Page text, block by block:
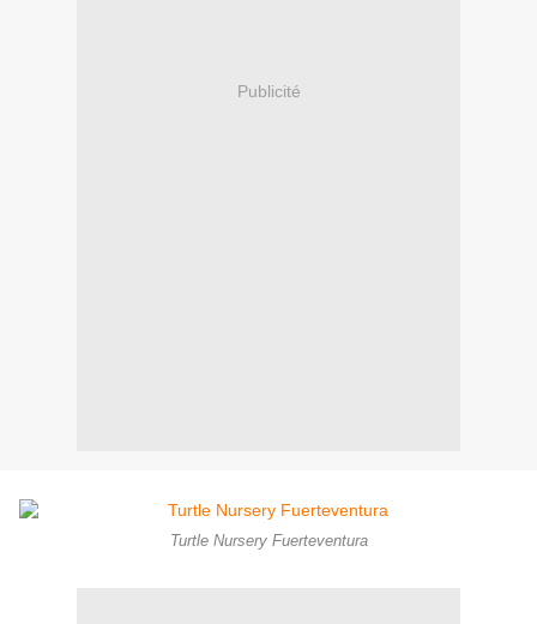
Publicité
Turtle Nursery Fuerteventura